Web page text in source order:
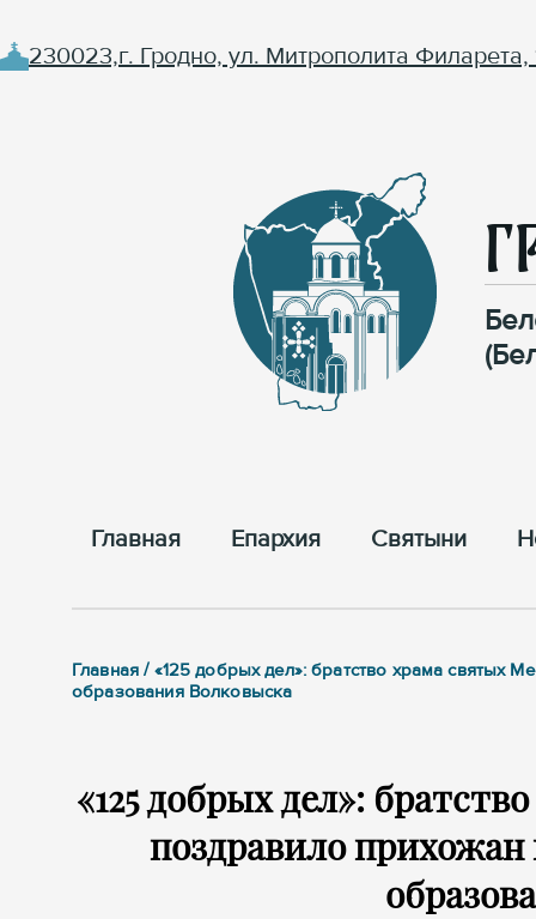
230023,г. Гродно, ул. Митрополита Филарета,
Главная Епархия Cвятыни
Главная / «125 добрых дел»: братство храма святых
образования Волковыска
«125 добрых дел»:
поздравило